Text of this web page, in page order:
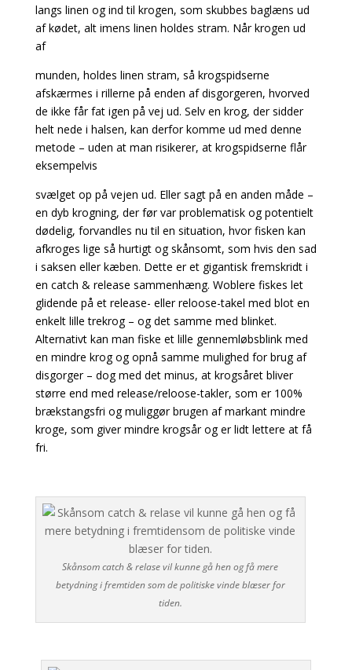
langs linen og ind til krogen, som skubbes baglæns ud
af kødet, alt imens linen holdes stram. Når krogen ud
af
munden, holdes linen stram, så krogspidserne
afskærmes i rillerne på enden af disgorgeren, hvorved
de ikke får fat igen på vej ud. Selv en krog, der sidder
helt nede i halsen, kan derfor komme ud med denne
metode – uden at man risikerer, at krogspidserne flår
eksempelvis
svælget op på vejen ud. Eller sagt på en anden måde –
en dyb krogning, der før var problematisk og potentielt
dødelig, forvandles nu til en situation, hvor fisken kan
afkroges lige så hurtigt og skånsomt, som hvis den sad
i saksen eller kæben. Dette er et gigantisk fremskridt i
en catch & release sammenhæng. Woblere fiskes let
glidende på et release- eller reloose-takel med blot en
enkelt lille trekrog – og det samme med blinket.
Alternativt kan man fiske et lille gennemløbsblink med
en mindre krog og opnå samme mulighed for brug af
disgorger – dog med det minus, at krogsåret bliver
større end med release/reloose-takler, som er 100%
brækstangsfri og muliggør brugen af markant mindre
kroge, som giver mindre krogsår og er lidt lettere at få
fri.
Skånsom catch & relase vil kunne gå hen og få mere
betydning i fremtiden som de politiske vinde blæser for
tiden.